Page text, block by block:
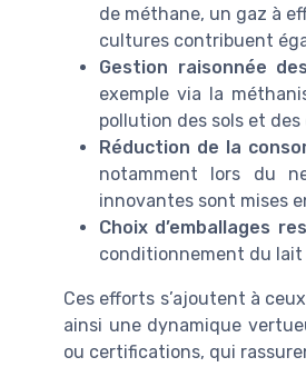
de méthane, un gaz à
cultures contribuent
Gestion raisonnée
exemple via la
pollution des sols et des
Réduction de la
notamment lors du
innovantes sont mises
Choix d’emballages
conditionnement du lait
Ces efforts s’ajoutent à
ainsi une dynamique
ou certifications, qui